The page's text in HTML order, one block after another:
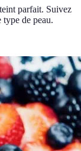
parfait. Suivez
type de peau.